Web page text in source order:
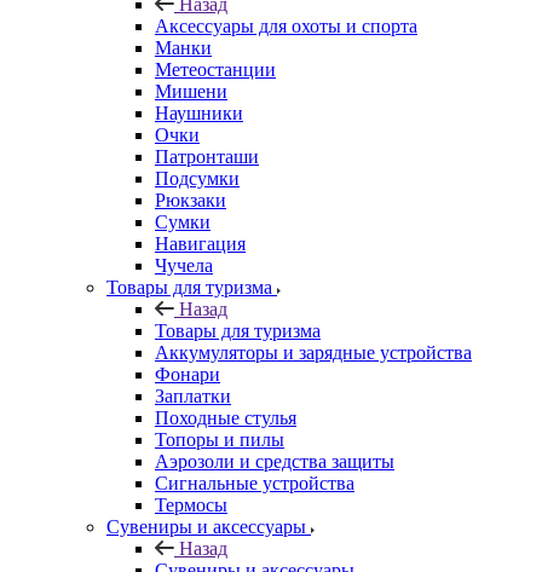
Назад
Аксессуары для охоты и спорта
Манки
Метеостанции
Мишени
Наушники
Очки
Патронташи
Подсумки
Рюкзаки
Сумки
Навигация
Чучела
Товары для туризма
Назад
Товары для туризма
Аккумуляторы и зарядные устройства
Фонари
Заплатки
Походные стулья
Топоры и пилы
Аэрозоли и средства защиты
Сигнальные устройства
Термосы
Сувениры и аксессуары
Назад